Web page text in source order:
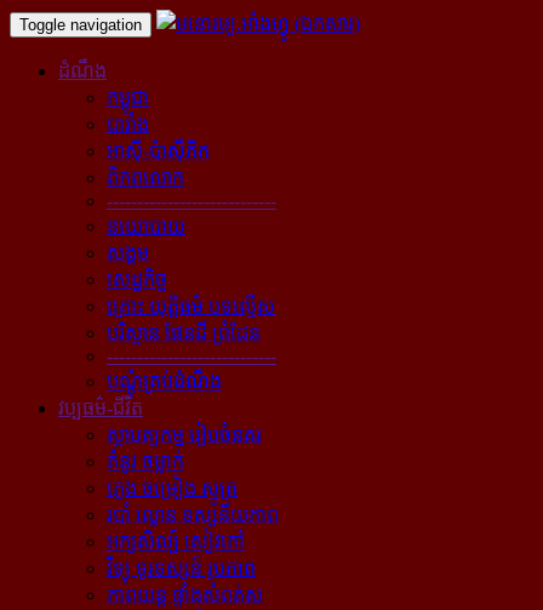
Toggle navigation
ដំណឹង
កម្ពុជា
បារាំង
អាស៊ី-ប៉ាស៊ីភិក
ពិភពលោក
----------------------------
នយោបាយ
សង្គម
សេដ្ឋកិច្ច
គ្រោះ យុត្តិធម៌ បទល្មើស
បរិស្ថាន ផែនដី ព្រំដែន
----------------------------
បណ្ដុំគ្រប់ដំណឹង
វប្បធម៌-ជីវិត
ស្ថាបត្យកម្ម រៀបចំនគរ
គំនូរ ចម្លាក់
ភ្លេង ចម្រៀង ស្មូត្រ
របាំ ល្ខោន ទស្សនីយភាព
អក្សសិល្ប៍ សៀវភៅ
វិទ្យុ ទូរទស្សន៍ រូបភាព
ភាពយន្ដ ផ្ទាំងសំពត់ស